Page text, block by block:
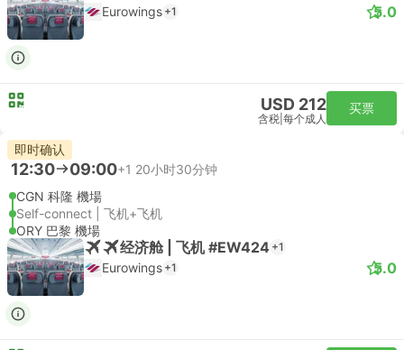
Eurowings +1 5.0
USD 212
含税 每个成人
买票
即时确认
12:30 09:00+1 20小时30分钟
CGN 科隆 機場
Self-connect | 飞机+飞机
ORY 巴黎 機場
经济舱 | 飞机 #EW424 +1
Eurowings +1 5.0